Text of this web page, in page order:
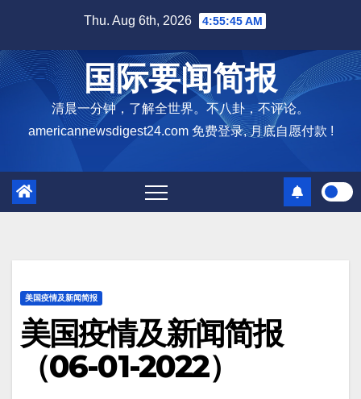
content
Thu. Aug 6th, 2026 4:55:46 AM
国际要闻简报
清晨一分钟，了解全世界。不八卦，不评论。
americannewsdigest24.com 免费登录, 月底自愿付款 !
美国疫情及新闻简报
美国疫情及新闻简报
（06-01-2022）